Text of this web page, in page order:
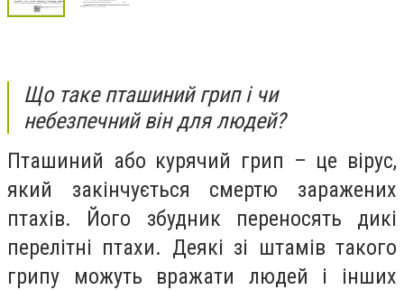
Що таке пташиний грип і чи
небезпечний він для людей?
Пташиний або курячий грип – це вірус,
який закінчується смертю заражених
птахів. Його збудник переносять дикі
перелітні птахи. Деякі зі штамів такого
грипу можуть вражати людей і інших